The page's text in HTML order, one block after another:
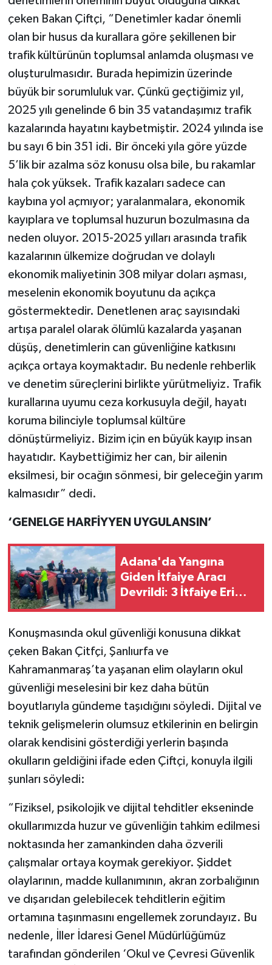
çeken Bakan Çiftçi, “Denetimler kadar önemli
olan bir husus da kurallara göre şekillenen bir
trafik kültürünün toplumsal anlamda oluşması ve
oluşturulmasıdır. Burada hepimizin üzerinde
büyük bir sorumluluk var. Çünkü geçtiğimiz yıl,
2025 yılı genelinde 6 bin 35 vatandaşımız trafik
kazalarında hayatını kaybetmiştir. 2024 yılında ise
bu sayı 6 bin 351 idi. Bir önceki yıla göre yüzde
5’lik bir azalma söz konusu olsa bile, bu rakamlar
hala çok yüksek. Trafik kazaları sadece can
kaybına yol açmıyor; yaralanmalara, ekonomik
kayıplara ve toplumsal huzurun bozulmasına da
neden oluyor. 2015-2025 yılları arasında trafik
kazalarının ülkemize doğrudan ve dolaylı
ekonomik maliyetinin 308 milyar doları aşması,
meselenin ekonomik boyutunu da açıkça
göstermektedir. Denetlenen araç sayısındaki
artışa paralel olarak ölümlü kazalarda yaşanan
düşüş, denetimlerin can güvenliğine katkısını
açıkça ortaya koymaktadır. Bu nedenle rehberlik
ve denetim süreçlerini birlikte yürütmeliyiz. Trafik
kurallarına uyumu ceza korkusuyla değil, hayatı
koruma bilinciyle toplumsal kültüre
dönüştürmeliyiz. Bizim için en büyük kayıp insan
hayatıdır. Kaybettiğimiz her can, bir ailenin
eksilmesi, bir ocağın sönmesi, bir geleceğin yarım
kalmasıdır” dedi.
‘GENELGE HARFİYYEN UYGULANSIN’
Adana'da Yangına
Giden İtfaiye Aracı
Devrildi: 3 İtfaiye Eri
Konuşmasında okul güvenliği konusuna dikkat
çeken Bakan Çitfçi, Şanlıurfa ve
Kahramanmaraş’ta yaşanan elim olayların okul
güvenliği meselesini bir kez daha bütün
boyutlarıyla gündeme taşıdığını söyledi. Dijital ve
teknik gelişmelerin olumsuz etkilerinin en belirgin
olarak kendisini gösterdiği yerlerin başında
okulların geldiğini ifade eden Çiftçi, konuyla ilgili
şunları söyledi:
“Fiziksel, psikolojik ve dijital tehditler ekseninde
okullarımızda huzur ve güvenliğin tahkim edilmesi
noktasında her zamankinden daha özverili
çalışmalar ortaya koymak gerekiyor. Şiddet
olaylarının, madde kullanımının, akran zorbalığının
ve dışarıdan gelebilecek tehditlerin eğitim
ortamına taşınmasını engellemek zorundayız. Bu
nedenle, İller İdaresi Genel Müdürlüğümüz
tarafından gönderilen ‘Okul ve Çevresi Güvenlik